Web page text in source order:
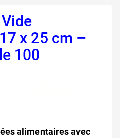
x 25 cm –
100
alimentaires avec